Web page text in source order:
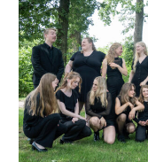
de
kast
gehaald’
(Artikel
van
rtvdrenthe.nl)